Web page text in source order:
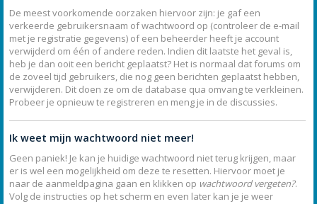
De meest voorkomende oorzaken hiervoor zijn: je gaf een
verkeerde gebruikersnaam of wachtwoord op (controleer de e-mail
met je registratie gegevens) of een beheerder heeft je account
verwijderd om één of andere reden. Indien dit laatste het geval is,
heb je dan ooit een bericht geplaatst? Het is normaal dat forums om
de zoveel tijd gebruikers, die nog geen berichten geplaatst hebben,
verwijderen. Dit doen ze om de database qua omvang te verkleinen.
Probeer je opnieuw te registreren en meng je in de discussies.
Ik weet mijn wachtwoord niet meer!
Geen paniek! Je kan je huidige wachtwoord niet terug krijgen, maar
er is wel een mogelijkheid om deze te resetten. Hiervoor moet je
naar de aanmeldpagina gaan en klikken op wachtwoord vergeten?.
Volg de instructies op het scherm en even later kan je je weer